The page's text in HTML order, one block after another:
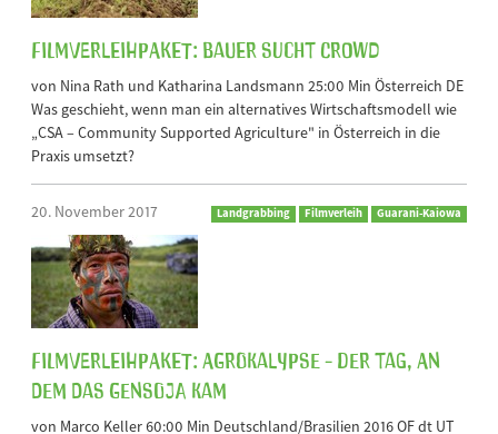
Filmverleihpaket: Bauer sucht Crowd
von Nina Rath und Katharina Landsmann 25:00 Min Österreich DE
Was geschieht, wenn man ein alternatives Wirtschaftsmodell wie
„CSA – Community Supported Agriculture" in Österreich in die
Praxis umsetzt?
20. November 2017 Landgrabbing Filmverleih Guarani-Kaiowa
Filmverleihpaket: AGROkalypse - Der Tag, an
dem das Gensoja kam
von Marco Keller 60:00 Min Deutschland/Brasilien 2016 OF dt UT